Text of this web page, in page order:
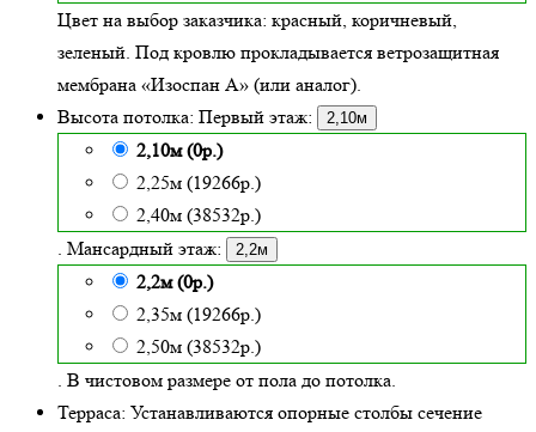
Цвет на выбор заказчика: красный, коричневый,
зеленый. Под кровлю прокладывается ветрозащитная
мембрана «Изоспан А» (или аналог).
Высота потолка: Первый этаж: 2,10м
2,10м (0р.)
2,25м (19266р.)
2,40м (38532р.)
. Мансардный этаж:
2,2м
2,2м (0р.)
2,35м (19266р.)
2,50м (38532р.)
. В чистовом размере от пола до потолка.
Терраса: Устанавливаются опорные столбы сечение